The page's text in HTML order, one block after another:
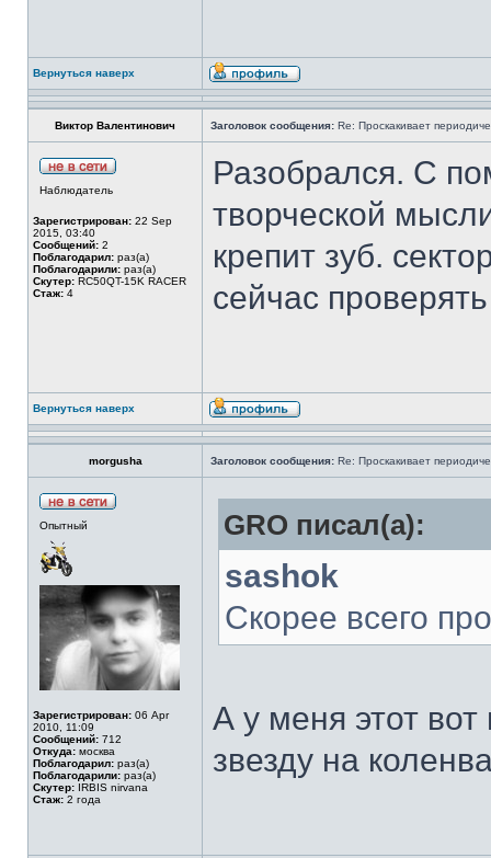
Вернуться наверх
Виктор Валентинович Заголовок сообщения: Re: Проскакивает
Наблюдатель
Зарегистрирован: 22 Sep
2015, 03:40
Сообщений: 2
Поблагодарил: раз(а)
Поблагодарили: раз(а)
Скутер: RC50QT-15K RACER
Стаж: 4
Разобрался. С
творческой
крепит зуб.
сейчас
Вернуться наверх
morgusha Заголовок сообщения: Re: Проскакивает
Опытный
Зарегистрирован: 06 Apr
2010, 11:09
Сообщений: 712
Откуда: москва
Поблагодарил: раз(а)
Поблагодарили: раз(а)
Скутер: IRBIS nirvana
Стаж: 2 года
GRO писал(а):
sashok
Скорее всего
А у меня этот
звезду на